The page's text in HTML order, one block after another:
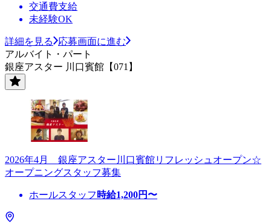
交通費支給
未経験OK
詳細を見る
応募画面に進む
アルバイト・パート
銀座アスター 川口賓館【071】
2026年4月 銀座アスター川口賓館リフレッシュオープン☆
オープニングスタッフ募集
ホールスタッフ 時給1,200円〜